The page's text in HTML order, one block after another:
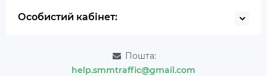
Особистий кабінет:
Пошта:
help.smmtraffic@gmail.com